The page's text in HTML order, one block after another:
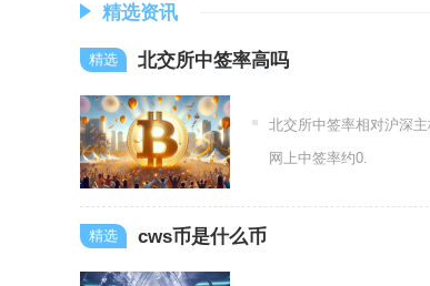
精选资讯
北交所中签率高吗
北交所中签率相对沪深
网上中签率约0.
cws币是什么币